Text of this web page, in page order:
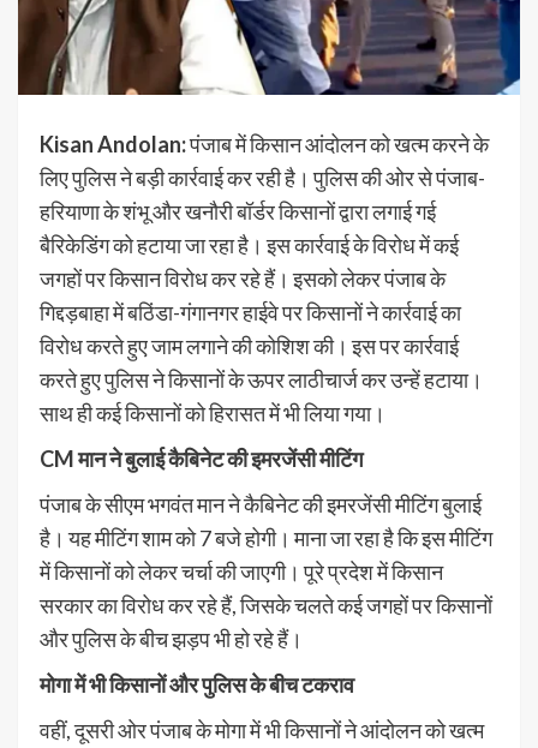
Kisan Andolan:पंजाब में किसान आंदोलन को खत्म करने के
लिए पुलिस ने बड़ी कार्रवाई कर रही है। पुलिस की ओर से पंजाब-
हरियाणा के शंभू और खनौरी बॉर्डर किसानों द्वारा लगाई गई
बैरिकेडिंग को हटाया जा रहा है। इस कार्रवाई के विरोध में कई
जगहों पर किसान विरोध कर रहे हैं। इसको लेकर पंजाब के
गिद्दड़बाहा में बठिंडा-गंगानगर हाईवे पर किसानों ने कार्रवाई का
विरोध करते हुए जाम लगाने की कोशिश की। इस पर कार्रवाई
करते हुए पुलिस ने किसानों के ऊपर लाठीचार्ज कर उन्हें हटाया।
साथ ही कई किसानों को हिरासत में भी लिया गया।
CM मान ने बुलाई कैबिनेट की इमरजेंसी मीटिंग
पंजाब के सीएम भगवंत मान ने कैबिनेट की इमरजेंसी मीटिंग बुलाई
है। यह मीटिंग शाम को 7 बजे होगी। माना जा रहा है कि इस मीटिंग
में किसानों को लेकर चर्चा की जाएगी। पूरे प्रदेश में किसान
सरकार का विरोध कर रहे हैं, जिसके चलते कई जगहों पर किसानों
और पुलिस के बीच झड़प भी हो रहे हैं।
मोगा में भी किसानों और पुलिस के बीच टकराव
वहीं, दूसरी ओर पंजाब के मोगा में भी किसानों ने आंदोलन को खत्म